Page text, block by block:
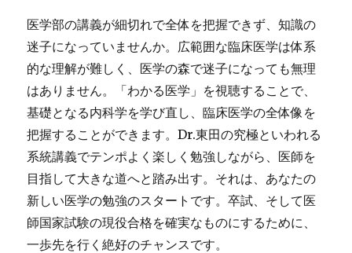
医学部の講義が細切れで全体を把握できず、知識の
迷子になっていませんか。広範囲な臨床医学は体系
的な理解が難しく、医学の森で迷子になっても無理
はありません。「わかる医学」を視聴することで、
基礎となる内科学を学び直し、臨床医学の全体像を
把握することができます。Dr.東田の究極といわれる
系統講義でテンポよく楽しく勉強しながら、医師を
目指して大きな道へと踏み出す。それは、あなたの
新しい医学の勉強のスタートです。卒試、そして医
師国家試験の現役合格を確実なものにするために、
一歩先を行く絶好のチャンスです。